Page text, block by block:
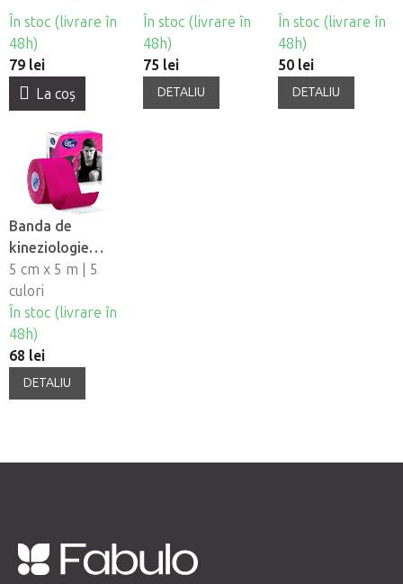
pentru fată
CureTape®
Beauty
În stoc (livrare în
48h)
79 lei
La coş
încrucisată cruce
BB Tape
În stoc (livrare în
48h)
75 lei
DETALIU
Tape pentru
piele sensibila -
motiv pentru
copii - girafa
În stoc (livrare în
48h)
50 lei
DETALIU
Banda de
kineziologie
CureTape®
Sports
5 cm x 5 m | 5
culori
În stoc (livrare în
48h)
68 lei
DETALIU